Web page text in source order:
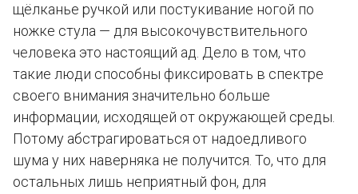
щёлканье ручкой или постукивание ногой по
ножке стула — для высокочувствительного
человека это настоящий ад. Дело в том, что
такие люди способны фиксировать в спектре
своего внимания значительно больше
информации, исходящей от окружающей среды.
Потому абстрагироваться от надоедливого
шума у них наверняка не получится. То, что для
остальных лишь неприятный фон, для